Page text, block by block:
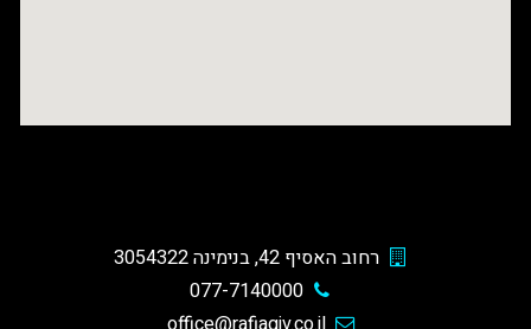
רחוב האסיף 42, בנימינה 3054322
077-7140000